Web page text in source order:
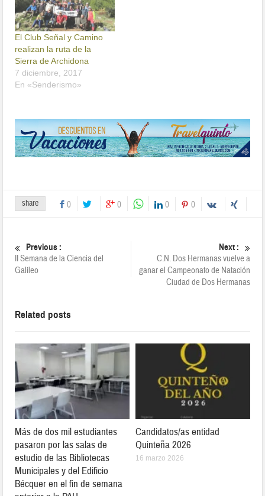
El Club Señal y Camino
realizan la ruta de la
Sierra de Archidona
7 diciembre, 2017
En «Senderismo»
share 0 0 0 0
Previous :
II Semana de la Ciencia del
Galileo
Next :
C.N. Dos Hermanas vuelve a
ganar el Campeonato de Natación
Ciudad de Dos Hermanas
Related posts
Más de dos mil estudiantes
pasaron por las salas de
estudio de las Bibliotecas
Municipales y del Edificio
Bécquer en el fin de semana
Candidatos/as entidad
Quinteña 2026
16 marzo 2026